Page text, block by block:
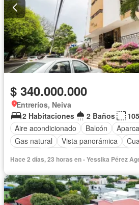
$ 340.000.000
Entreríos, Neiva
2 Habitaciones
2 Baños
Aire acondicionado
Balcón
Gas natural
Vista panorámica
Ascensor
Seguridad privada
Hace 2 días, 23 horas en - Yessika Pérez